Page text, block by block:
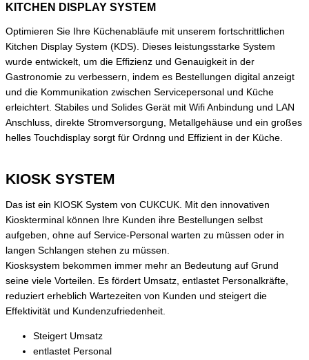
KITCHEN DISPLAY SYSTEM
Optimieren Sie Ihre Küchenabläufe mit unserem fortschrittlichen
Kitchen Display System (KDS). Dieses leistungsstarke System
wurde entwickelt, um die Effizienz und Genauigkeit in der
Gastronomie zu verbessern, indem es Bestellungen digital anzeigt
und die Kommunikation zwischen Servicepersonal und Küche
erleichtert. Stabiles und Solides Gerät mit Wifi Anbindung und LAN
Anschluss, direkte Stromversorgung, Metallgehäuse und ein großes
helles Touchdisplay sorgt für Ordnng und Effizient in der Küche.
KIOSK SYSTEM
Das ist ein KIOSK System von CUKCUK. Mit den innovativen
Kioskterminal können Ihre Kunden ihre Bestellungen selbst
aufgeben, ohne auf Service-Personal warten zu müssen oder in
langen Schlangen stehen zu müssen.
Kiosksystem bekommen immer mehr an Bedeutung auf Grund
seine viele Vorteilen. Es fördert Umsatz, entlastet Personalkräfte,
reduziert erheblich Wartezeiten von Kunden und steigert die
Effektivität und Kundenzufriedenheit.
Steigert Umsatz
entlastet Personal